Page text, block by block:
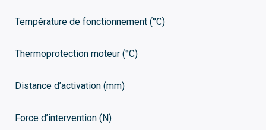
Température de fonctionnement (°C)
Thermoprotection moteur (°C)
Distance d’activation (mm)
Force d’intervention (N)